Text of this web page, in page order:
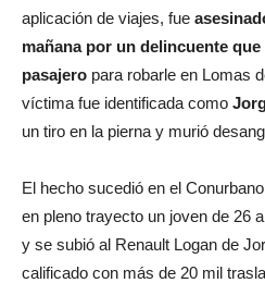
aplicación de viajes, fue
mañana por un delincuente
pasajero para robarle en Lomas
víctima fue identificada como
un tiro en la pierna y murió
El hecho sucedió en el
en pleno trayecto un joven de 26
y se subió al Renault Logan de
calificado con más de 20 mil